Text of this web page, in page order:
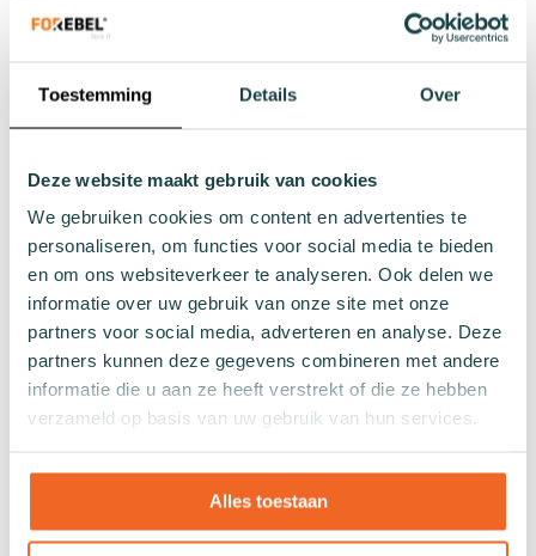
Toestemming Details Over
Deze website maakt gebruik van cookies
We gebruiken cookies om content en advertenties te
personaliseren, om functies voor social media te bieden
en om ons websiteverkeer te analyseren. Ook delen we
informatie over uw gebruik van onze site met onze
partners voor social media, adverteren en analyse. Deze
partners kunnen deze gegevens combineren met andere
informatie die u aan ze heeft verstrekt of die ze hebben
verzameld op basis van uw gebruik van hun services.
Alles toestaan
Gerecyclede sokken
Naadloze sokken
Patronen
Effen sokken
Sokken met print
Gestreepte sokken
Gestipte sokken
Geblokte sokken
Glitter sokken
Visnet patroon sokken
Hartjes sokken
Cadeaus